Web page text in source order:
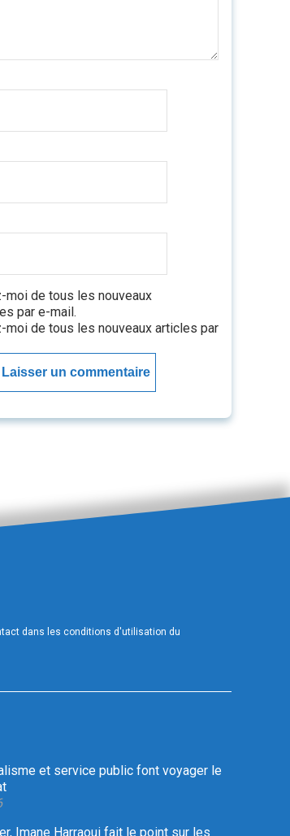
moi de tous les nouveaux
par e-mail.
moi de tous les nouveaux articles par
dans les conditions d'utilisation du
et service public font voyager le
Imane Harraoui fait le point sur les